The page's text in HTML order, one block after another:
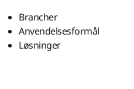
Brancher
Anvendelsesformål
Løsninger